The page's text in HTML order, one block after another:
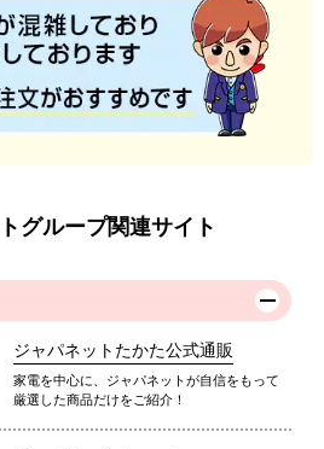
グループ関連サイト
ジャパネットたかた公式通販
家電を中心に、ジャパネットが自信をもって
厳選した商品だけをご紹介！